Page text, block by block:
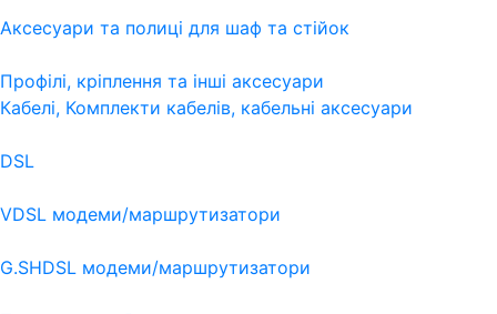
Аксесуари та полиці для шаф та стійок
Профілі, кріплення та інші аксесуари
Кабелі, Комплекти кабелів, кабельні аксесуари
DSL
VDSL модеми/маршрутизатори
G.SHDSL модеми/маршрутизатори